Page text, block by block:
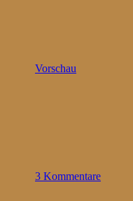
Vorschau
3 Kommentare